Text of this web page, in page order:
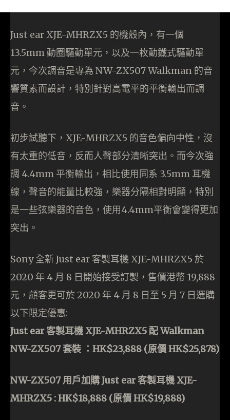
Just ear XJE-MHRZX5 的機殼內，有一個
13.5mm 動圈驅動單元，以及一枚動鐡式驅動單
元，今次調音是專為 NW-ZX507 Walkman 的音
響質素而設計，特別針對高電平的平衡輸出而調
音。
初步試聽下，XJE-MHRZX5 的音色偏向中性，沒
有太重的低音，反而人聲部分清晰突出。而今次強
調 4.4mm 平衡輸出，相比使用同系 3.5mm 耳機
線，聲音的能量比較強，樂器分隔相對明顯，特別
是一些弦樂器的音色，使用4.4mm平衡會變得更加
突出。
Sony 全新 Just ear 客製耳機 XJE-MHRZX5 於
2020 年 4 月 8 日開始接受訂製，售價港幣 19,888
元，顧客更可於 2020 年 4 月 8 日至 5 月 7 日選購
以下限定優惠:
Just ear 客製耳機 XJE-MHRZX5 配 Walkman
NW-ZX507 套裝 ：HK$23,888 (原價 HK$25,878)
NW-ZX507 用戶加購 Just ear 客製耳機 XJE-
MHRZX5 : HK$18,888 (原價 HK$19,888)